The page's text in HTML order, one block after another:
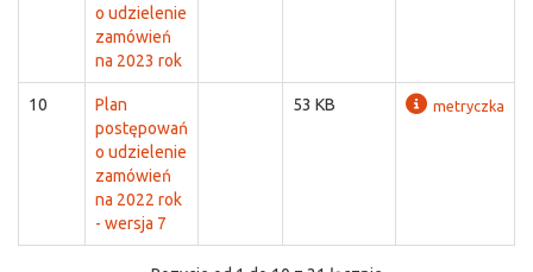
o udzielenie
zamówień
na 2023 rok
10
Plan
postępowań
o udzielenie
zamówień
na 2022 rok
- wersja 7
53 KB metryczka